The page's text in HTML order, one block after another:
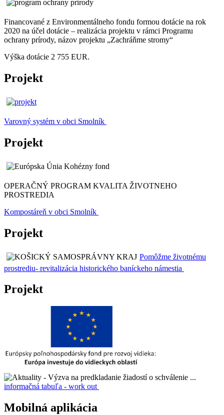
Financované z Environmentálneho fondu formou dotácie na rok
2020 na účel dotácie – realizácia projektu v rámci Programu
ochrany prírody, názov projektu „Zachráňme stromy“
Výška dotácie 2 755 EUR.
Projekt
Varovný systém v obci Smolník
Projekt
OPERAČNÝ PROGRAM KVALITA ŽIVOTNEHO
PROSTREDIA
Kompostáreň v obci Smolník
Projekt
Pomôžme životnému
prostrediu- revitalizácia historického baníckeho námestia
Projekt
informačná tabuľa - work out
Mobilná aplikácia